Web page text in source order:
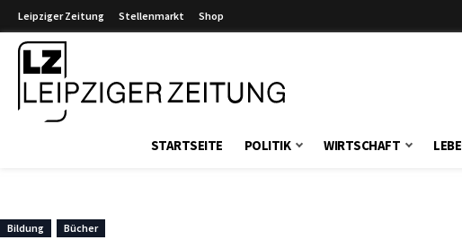
Leipziger Zeitung Stellenmarkt Shop
STARTSEITE POLITIK WIRTSCHAFT
Bildung Bücher